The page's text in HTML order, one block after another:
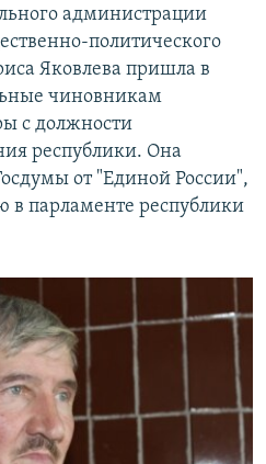
администрации
политического
Яковлева пришла в
чиновникам
с должности
республики. Она
от "Единой России",
в парламенте республики